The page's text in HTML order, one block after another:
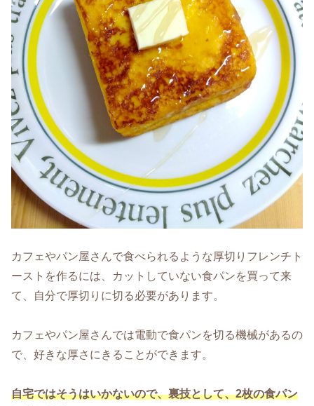
カフェやパン屋さんで食べられるような厚切りフレンチト
ーストを作るには、カットしていない食パンを買って来
て、自分で厚切りに切る必要があります。
カフェやパン屋さんでは電動で食パンを切る機械があるの
で、好きな厚さにきることができます。
自宅ではそうはいかないので、裏技として、2枚の食パン